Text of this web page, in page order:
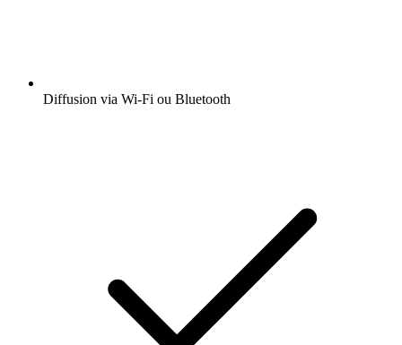
Diffusion via Wi-Fi ou Bluetooth